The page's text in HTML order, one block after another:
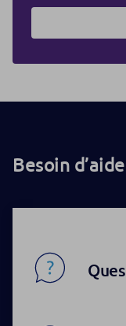
Besoin